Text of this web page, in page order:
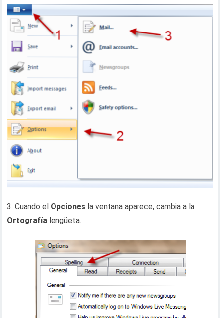
3. Cuando el Opciones la ventana aparece, cambia a la
Ortografía lengüeta.